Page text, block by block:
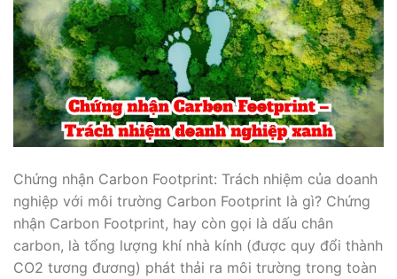
Chứng nhận Carbon Footprint: Trách nhiệm của doanh
nghiệp với môi trường Carbon Footprint là gì? Chứng
nhận Carbon Footprint, hay còn gọi là dấu chân
carbon, là tổng lượng khí nhà kính (được quy đổi thành
CO2 tương đương) phát thải ra môi trường trong toàn